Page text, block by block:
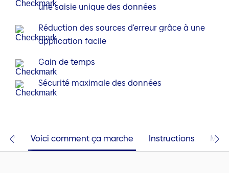
une saisie unique des données
Réduction des sources d'erreur grâce à une
application facile
Gain de temps
Sécurité maximale des données
Voici comment ça marche Instructions